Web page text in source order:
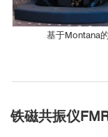
基于Montana
铁磁共振仪
*
铁磁共振特性
南方科学技术大学
兰州大学